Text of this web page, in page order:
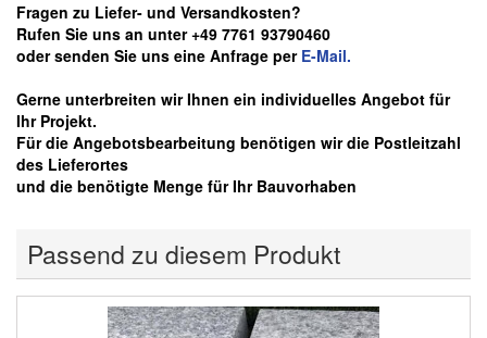
Fragen zu Liefer- und Versandkosten?
Rufen Sie uns an unter +49 7761 93790460
oder senden Sie uns eine Anfrage per E-Mail.
Gerne unterbreiten wir Ihnen ein individuelles Angebot für
Ihr Projekt.
Für die Angebotsbearbeitung benötigen wir die Postleitzahl
des Lieferortes
und die benötigte Menge für Ihr Bauvorhaben
Passend zu diesem Produkt